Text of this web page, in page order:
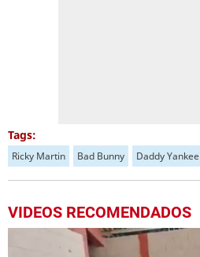
Tags:
Ricky Martin Bad Bunny Daddy Yankee
VIDEOS RECOMENDADOS